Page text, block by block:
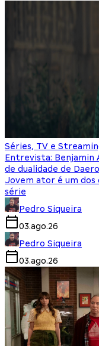
Séries, TV e
Entrevista: Benjamin
de dualidade de
Jovem ator é um
série
Pedro Siqueira
03.ago.26
Pedro Siqueira
03.ago.26